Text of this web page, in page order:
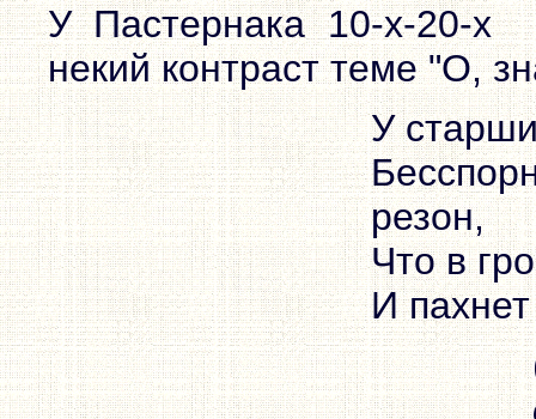
У Пастернака 10-x-20-x
некий контраст теме "О,
У
резон,
Что в
И